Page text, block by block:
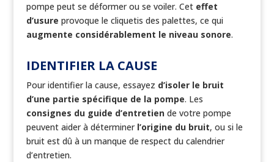
pompe peut se déformer ou se voiler. Cet effet
d’usure provoque le cliquetis des palettes, ce qui
augmente considérablement le niveau sonore.
IDENTIFIER LA CAUSE
Pour identifier la cause, essayez d’isoler le bruit
d’une partie spécifique de la pompe. Les
consignes du guide d’entretiende votre pompe
peuvent aider à déterminer l’origine du bruit, ou si le
bruit est dû à un manque de respect du calendrier
d’entretien.